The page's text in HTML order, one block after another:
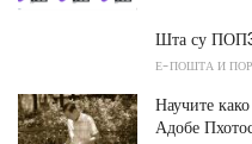
Шта су
Е-ПОШТА И
Научите
Адобе